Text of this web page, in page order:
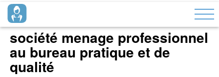
société menage professionnel
pratique et de
qualité